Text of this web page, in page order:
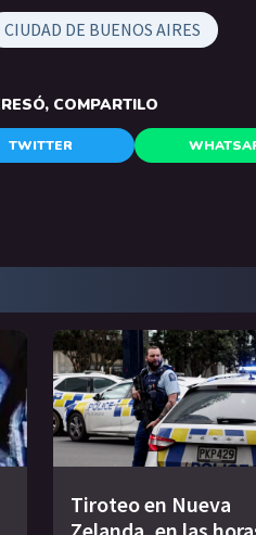
CIUDAD DE BUENOS AIRES
COMPARTILO
TWITTER
Tiroteo en Nueva